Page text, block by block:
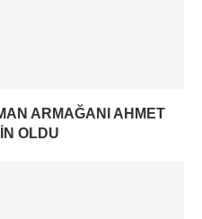
ARMAĞANI AHMET
OLDU